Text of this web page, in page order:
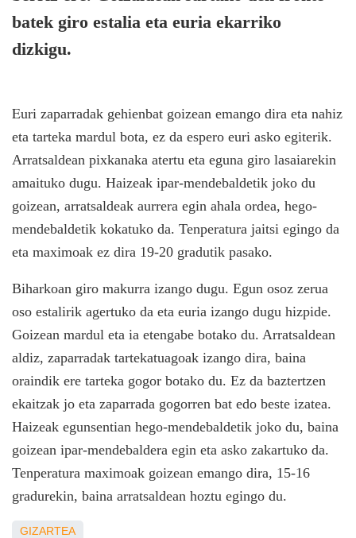
batek giro estalia eta euria ekarriko
dizkigu.
Euri zaparradak gehienbat goizean emango dira eta nahiz
eta tarteka mardul bota, ez da espero euri asko egiterik.
Arratsaldean pixkanaka atertu eta eguna giro lasaiarekin
amaituko dugu. Haizeak ipar-mendebaldetik joko du
goizean, arratsaldeak aurrera egin ahala ordea, hego-
mendebaldetik kokatuko da. Tenperatura jaitsi egingo da
eta maximoak ez dira 19-20 gradutik pasako.
Biharkoan giro makurra izango dugu. Egun osoz zerua
oso estalirik agertuko da eta euria izango dugu hizpide.
Goizean mardul eta ia etengabe botako du. Arratsaldean
aldiz, zaparradak tartekatuagoak izango dira, baina
oraindik ere tarteka gogor botako du. Ez da baztertzen
ekaitzak jo eta zaparrada gogorren bat edo beste izatea.
Haizeak egunsentian hego-mendebaldetik joko du, baina
goizean ipar-mendebaldera egin eta asko zakartuko da.
Tenperatura maximoak goizean emango dira, 15-16
gradurekin, baina arratsaldean hoztu egingo du.
GIZARTEA